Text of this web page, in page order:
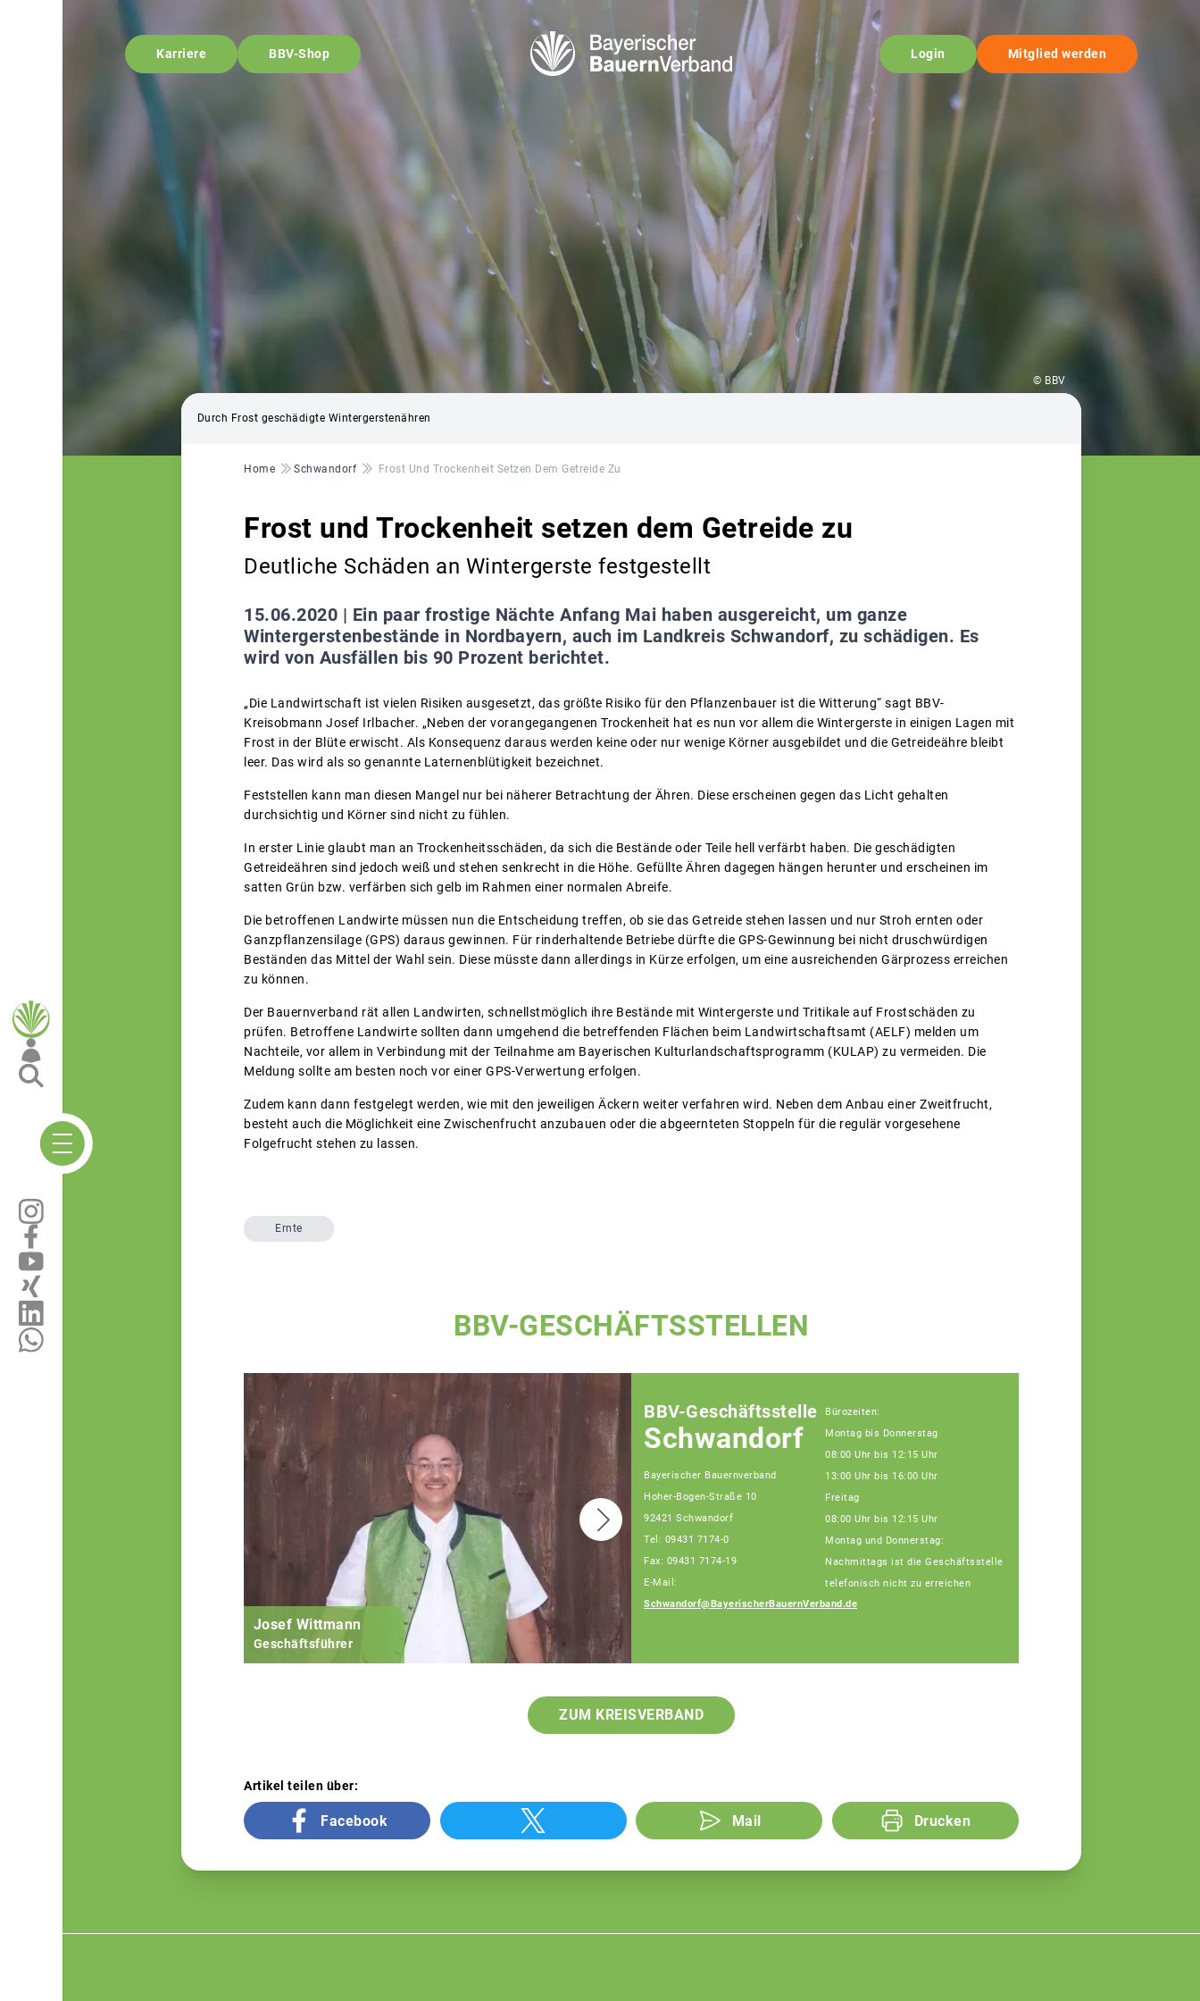
Karriere BBV-Shop Login Mitglied werden
© BBV
Durch Frost geschädigte Wintergerstenähren
Pfadnavigation
Home Schwandorf Frost Und Trockenheit Setzen Dem Getreide Zu
Frost und Trockenheit setzen dem Getreide zu
Deutliche Schäden an Wintergerste festgestellt
15.06.2020 | Ein paar frostige Nächte Anfang Mai haben ausgereicht, um ganze
Wintergerstenbestände in Nordbayern, auch im Landkreis Schwandorf, zu schädigen. Es
wird von Ausfällen bis 90 Prozent berichtet.
„Die Landwirtschaft ist vielen Risiken ausgesetzt, das größte Risiko für den Pflanzenbauer ist die Witterung“ sagt BBV-
Kreisobmann Josef Irlbacher. „Neben der vorangegangenen Trockenheit hat es nun vor allem die Wintergerste in einigen Lagen mit
Frost in der Blüte erwischt. Als Konsequenz daraus werden keine oder nur wenige Körner ausgebildet und die Getreideähre bleibt
leer. Das wird als so genannte Laternenblütigkeit bezeichnet.
Feststellen kann man diesen Mangel nur bei näherer Betrachtung der Ähren. Diese erscheinen gegen das Licht gehalten
durchsichtig und Körner sind nicht zu fühlen.
In erster Linie glaubt man an Trockenheitsschäden, da sich die Bestände oder Teile hell verfärbt haben. Die geschädigten
Getreideähren sind jedoch weiß und stehen senkrecht in die Höhe. Gefüllte Ähren dagegen hängen herunter und erscheinen im
satten Grün bzw. verfärben sich gelb im Rahmen einer normalen Abreife.
Die betroffenen Landwirte müssen nun die Entscheidung treffen, ob sie das Getreide stehen lassen und nur Stroh ernten oder
Ganzpflanzensilage (GPS) daraus gewinnen. Für rinderhaltende Betriebe dürfte die GPS-Gewinnung bei nicht druschwürdigen
Beständen das Mittel der Wahl sein. Diese müsste dann allerdings in Kürze erfolgen, um eine ausreichenden Gärprozess erreichen
zu können.
Der Bauernverband rät allen Landwirten, schnellstmöglich ihre Bestände mit Wintergerste und Tritikale auf Frostschäden zu
prüfen. Betroffene Landwirte sollten dann umgehend die betreffenden Flächen beim Landwirtschaftsamt (AELF) melden um
Nachteile, vor allem in Verbindung mit der Teilnahme am Bayerischen Kulturlandschaftsprogramm (KULAP) zu vermeiden. Die
Meldung sollte am besten noch vor einer GPS-Verwertung erfolgen.
Zudem kann dann festgelegt werden, wie mit den jeweiligen Äckern weiter verfahren wird. Neben dem Anbau einer Zweitfrucht,
besteht auch die Möglichkeit eine Zwischenfrucht anzubauen oder die abgeernteten Stoppeln für die regulär vorgesehene
Folgefrucht stehen zu lassen.
Ernte
BBV-GESCHÄFTSSTELLEN
Josef Wittmann
Geschäftsführer
BBV-Geschäftsstelle
Schwandorf
Bayerischer Bauernverband
Hoher-Bogen-Straße 10
92421 Schwandorf
Tel: 09431 7174-0
Fax: 09431 7174-19
E-Mail:
Schwandorf@BayerischerBauernVerband.de
Bürozeiten:
Montag bis Donnerstag
08:00 Uhr bis 12:15 Uhr
13:00 Uhr bis 16:00 Uhr
Freitag
08:00 Uhr bis 12:15 Uhr
Montag und Donnerstag:
Nachmittags ist die Geschäftsstelle
telefonisch nicht zu erreichen
ZUM KREISVERBAND
Artikel teilen über:
Facebook Mail Drucken